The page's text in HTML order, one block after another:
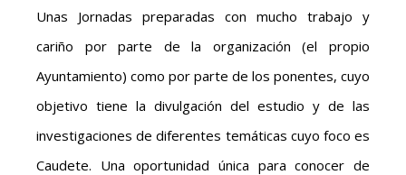
Unas Jornadas preparadas con mucho trabajo y
cariño por parte de la organización (el propio
Ayuntamiento) como por parte de los ponentes, cuyo
objetivo tiene la divulgación del estudio y de las
investigaciones de diferentes temáticas cuyo foco es
Caudete. Una oportunidad única para conocer de